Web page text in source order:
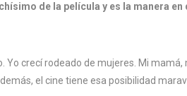
de la película y es la manera
Yo crecí rodeado de mujeres. Mi
el cine tiene esa posibilidad